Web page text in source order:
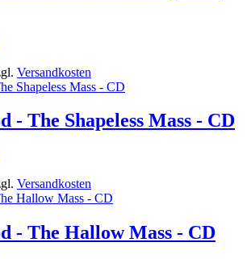
Versandkosten
- The Shapeless Mass - CD
Versandkosten
- The Hallow Mass - CD